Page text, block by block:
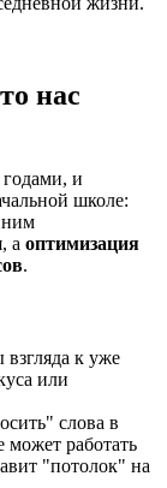
нас
и
школе:
а оптимизация
.
к уже
или
слова в
может работать
"потолок" на